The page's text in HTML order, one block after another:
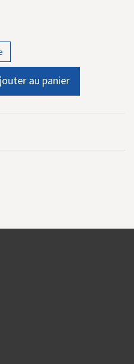
au panier